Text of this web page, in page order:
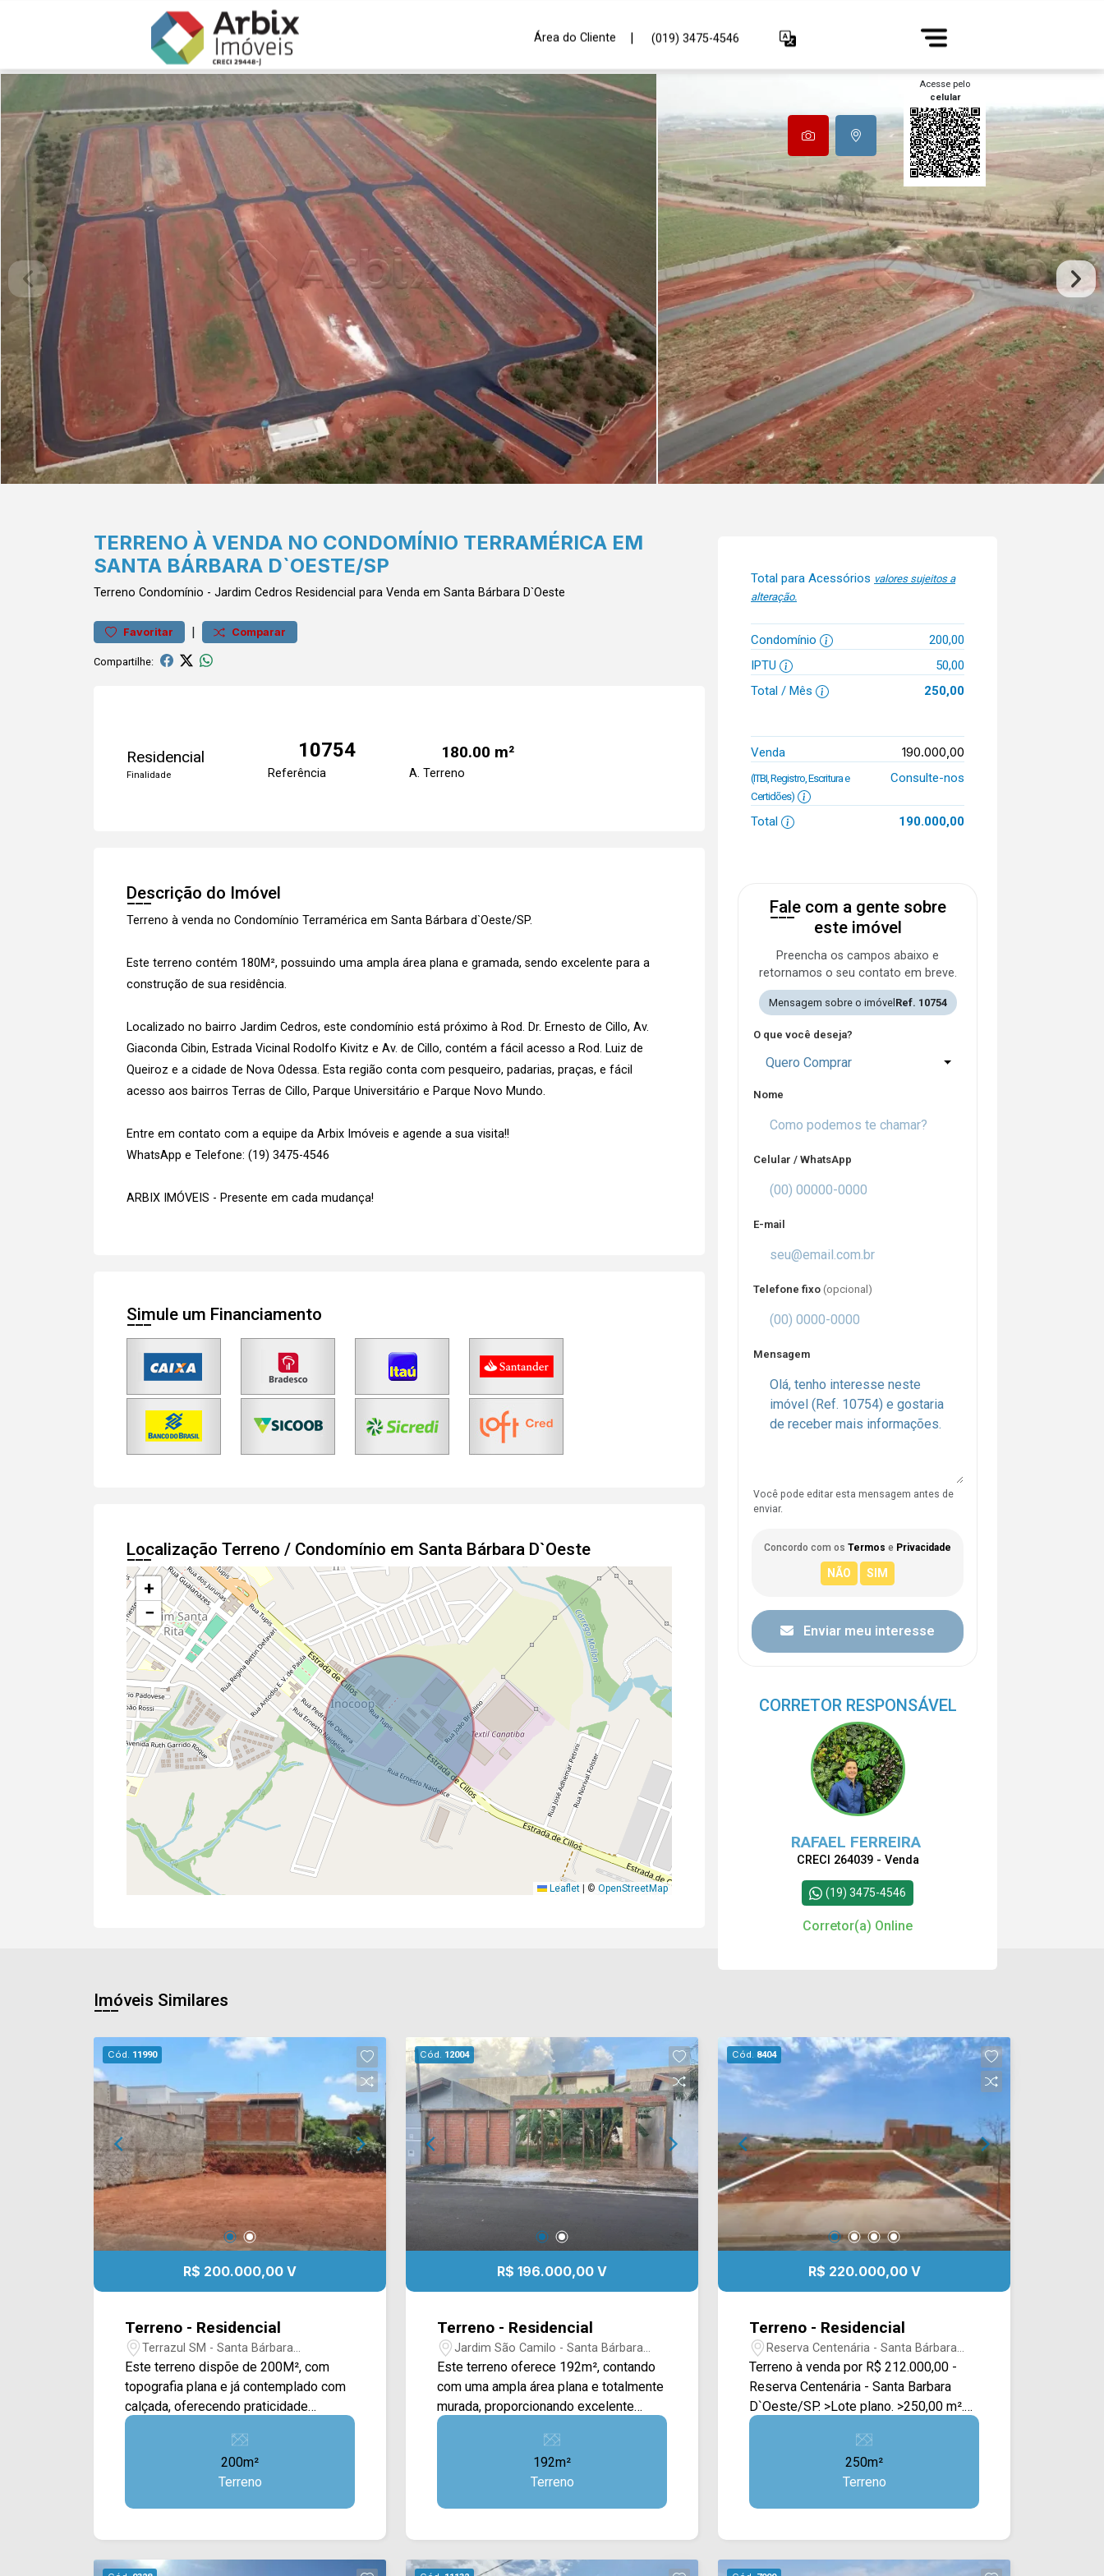
Área do Cliente | (019) 3475-4546
Acesse pelo
celular
TERRENO À VENDA NO CONDOMÍNIO TERRAMÉRICA EM
SANTA BÁRBARA D`OESTE/SP
Terreno Condomínio - Jardim Cedros Residencial para Venda em Santa Bárbara D`Oeste
Favoritar | Comparar
Compartilhe:
Residencial
Finalidade
10754
Referência
180.00 m²
A. Terreno
Descrição do Imóvel
Terreno à venda no Condomínio Terramérica em Santa Bárbara d`Oeste/SP.
Este terreno contém 180M², possuindo uma ampla área plana e gramada, sendo excelente para a
construção de sua residência.
Localizado no bairro Jardim Cedros, este condomínio está próximo à Rod. Dr. Ernesto de Cillo, Av.
Giaconda Cibin, Estrada Vicinal Rodolfo Kivitz e Av. de Cillo, contém a fácil acesso a Rod. Luiz de
Queiroz e a cidade de Nova Odessa. Esta região conta com pesqueiro, padarias, praças, e fácil
acesso aos bairros Terras de Cillo, Parque Universitário e Parque Novo Mundo.
Entre em contato com a equipe da Arbix Imóveis e agende a sua visita!!
WhatsApp e Telefone: (19) 3475-4546
ARBIX IMÓVEIS - Presente em cada mudança!
Simule um Financiamento
Localização Terreno / Condomínio em Santa Bárbara D`Oeste
+
−
Leaflet © OpenStreetMap
Total para Acessórios valores sujeitos a
alteração.
Condomínio
200,00
IPTU
50,00
Total / Mês
250,00
Venda 190.000,00
(ITBI, Registro, Escritura e
Certidões)
Consulte-nos
Total 190.000,00
Fale com a gente sobre
este imóvel
Preencha os campos abaixo e
retornamos o seu contato em breve.
Mensagem sobre o imóvel Ref. 10754
O que você deseja?
Quero Comprar
Nome
Celular / WhatsApp
E-mail
Telefone fixo (opcional)
Mensagem
Você pode editar esta mensagem antes de
enviar.
Concordo com os Termos e Privacidade
Enviar meu interesse
CORRETOR RESPONSÁVEL
RAFAEL FERREIRA
CRECI 264039 - Venda
(19) 3475-4546
Corretor(a) Online
Imóveis Similares
Cód. 11990
R$ 200.000,00 V
Terreno - Residencial
Terrazul SM - Santa Bárbara
D`Oeste/SP
Este terreno dispõe de 200M², com
topografia plana e já contemplado com
calçada, oferecendo praticidade
imediata para o início de obras. Inserido
entre construções já consolidadas, o
lote se beneficia de um entorno
estruturado, com infraestrutura urbana
definida e maior segurança, além de
do espaço para projetos residenciais.
Com dimensões bem distribuídas, é
200m²
Terreno
Cód. 12004
R$ 196.000,00 V
Terreno - Residencial
Jardim São Camilo - Santa Bárbara
D`Oeste/SP
Este terreno oferece 192m², contando
com uma ampla área plana e totalmente
murada, proporcionando excelente
aproveitamento para projetos
ótimo espaço para construção, é uma
excelente oportunidade para quem
busca construir a casa própria ou
desenvolvimento. Localizado próximo à
Av. Alfredo Contato, Av. Augusto
192m²
Terreno
Cód. 8404
R$ 220.000,00 V
Terreno - Residencial
Reserva Centenária - Santa Bárbara
D`Oeste/SP
Terreno à venda por R$ 212.000,00 -
Reserva Centenária - Santa Barbara
D`Oeste/SP. >Lote plano. >250,00 m².
>Pronto para construir. Documentação
próximo ao atacadão. Próximo as
principais rodovias, SP 304 e
Bandeirantes. Para mais informações
contato conosco: Telefone e WhatsAap
Arbix: (19) 3475-4546. ARBIX IMÓVEIS
250m²
Terreno